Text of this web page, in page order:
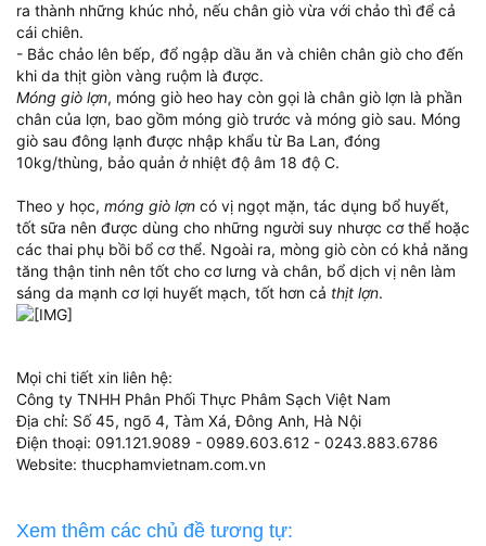
ra thành những khúc nhỏ, nếu chân giò vừa với chảo thì để cả
cái chiên.
- Bắc chảo lên bếp, đổ ngập dầu ăn và chiên chân giò cho đến
khi da thịt giòn vàng ruộm là được.
Móng giò lợn, móng giò heo hay còn gọi là chân giò lợn là phần
chân của lợn, bao gồm móng giò trước và móng giò sau. Móng
giò sau đông lạnh được nhập khẩu từ Ba Lan, đóng
10kg/thùng, bảo quản ở nhiệt độ âm 18 độ C.
Theo y học, móng giò lợn có vị ngọt mặn, tác dụng bổ huyết,
tốt sữa nên được dùng cho những người suy nhược cơ thể hoặc
các thai phụ bồi bổ cơ thể. Ngoài ra, mòng giò còn có khả năng
tăng thận tinh nên tốt cho cơ lưng và chân, bổ dịch vị nên làm
sáng da mạnh cơ lợi huyết mạch, tốt hơn cả thịt lợn.
Mọi chi tiết xin liên hệ:
Công ty TNHH Phân Phối Thực Phâm Sạch Việt Nam
Địa chỉ: Số 45, ngõ 4, Tàm Xá, Đông Anh, Hà Nội
Điện thoại: 091.121.9089 - 0989.603.612 - 0243.883.6786
Website: thucphamvietnam.com.vn
Xem thêm các chủ đề tương tự: